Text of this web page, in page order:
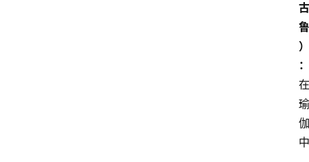
古
鲁
）
：
在
瑜
伽
中